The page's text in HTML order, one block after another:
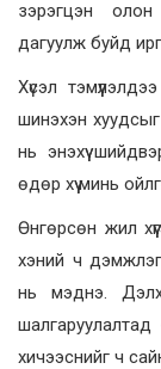
зэрэгцэн олон
дагуулж буйд
Хүсэл
шинэхэн
нь энэхүү
өдөр хүү минь
Өнгөрсөн жил
хэний ч
нь мэднэ.
шалгаруулалтад
хичээснийг ч